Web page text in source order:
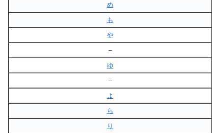
め
も
や
–
ゆ
–
よ
ら
り